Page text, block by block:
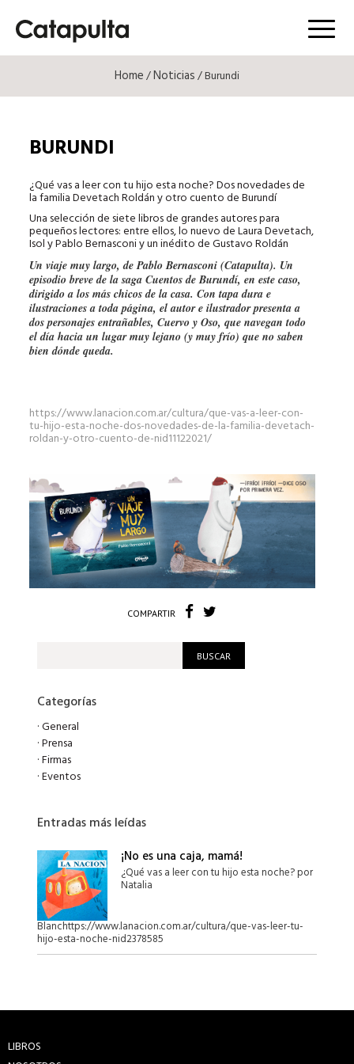
Menú
Home/Noticias/ Burundi
BURUNDI
¿Qué vas a leer con tu hijo esta noche? Dos novedades de
la familia Devetach Roldán y otro cuento de Burundí
Una selección de siete libros de grandes autores para
pequeños lectores: entre ellos, lo nuevo de Laura Devetach,
Isol y Pablo Bernasconi y un inédito de Gustavo Roldán
Un viaje muy largo, de Pablo Bernasconi (Catapulta). Un
episodio breve de la saga Cuentos de Burundí, en este caso,
dirigido a los más chicos de la casa. Con tapa dura e
ilustraciones a toda página, el autor e ilustrador presenta a
dos personajes entrañables, Cuervo y Oso, que navegan todo
el día hacia un lugar muy lejano (y muy frío) que no saben
bien dónde queda.
https://www.lanacion.com.ar/cultura/que-vas-a-leer-con-
tu-hijo-esta-noche-dos-novedades-de-la-familia-devetach-
roldan-y-otro-cuento-de-nid11122021/
COMPARTIR
Categorías
·General
·Prensa
·Firmas
·Eventos
Entradas más leídas
¡No es una caja, mamá!
¿Qué vas a leer con tu hijo esta noche? por
Natalia
Blanchttps://www.lanacion.com.ar/cultura/que-vas-leer-tu-
hijo-esta-noche-nid2378585
LIBROS